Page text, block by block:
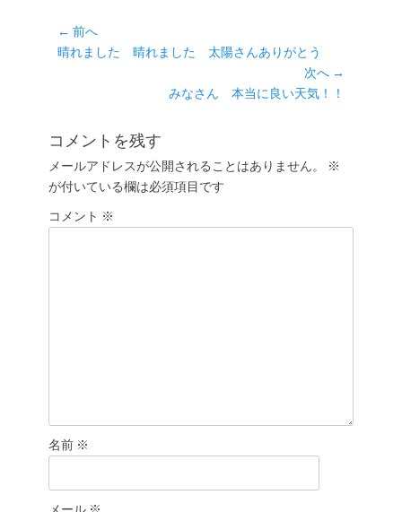
ー
投
稿
ー
シ
ョ
ン
← 前へ
前
晴れました 晴れました 太陽さんありがとう
次へ →
投
みなさん 本当に良い天気！！
コメントを残す
メールアドレスが公開されることはありません。
※
が付いている欄は必須項目です
コメント ※
名前 ※